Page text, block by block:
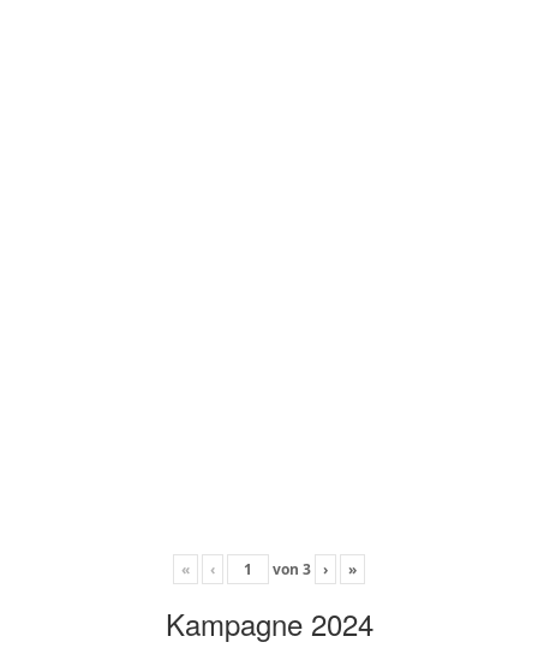
« ‹ von 3 › »
Kampagne 2024